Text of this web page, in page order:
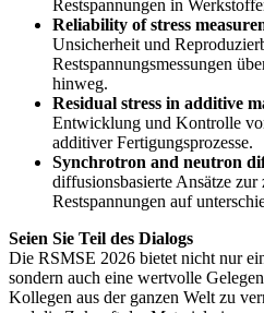
Restspannungen in
Reliability of stress
Unsicherheit und
Restspannungsmessungen
hinweg.
Residual stress in additive
Entwicklung und Kontrolle
additiver Fertigungsprozesse.
Synchrotron and neutron
diffusionsbasierte Ansätze
Restspannungen auf
Seien Sie Teil des Dialogs
Die RSMSE 2026 bietet nicht nur
sondern auch eine wertvolle
Kollegen aus der ganzen Welt zu